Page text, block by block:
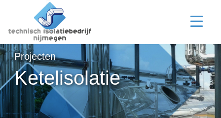
Projecten
Ketelisolatie